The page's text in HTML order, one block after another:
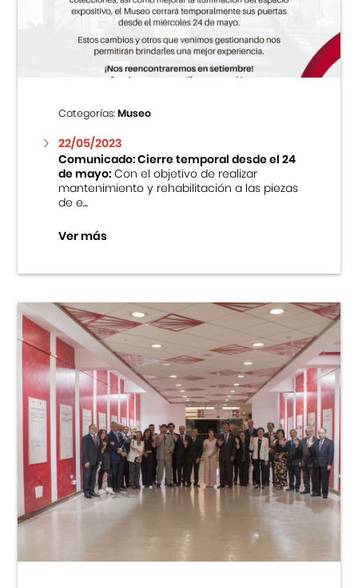
Centro Cultural Peruano Japonés
Museo de la Inmigración Japonesa
Fondo Editorial
Teatro Peruano Japonés
Categorías:Museo
22/05/2023
Comunicado: Cierre temporal desde el 24
de mayo:Con el objetivo de realizar
mantenimiento y rehabilitación a las piezas
de e...
Ver más